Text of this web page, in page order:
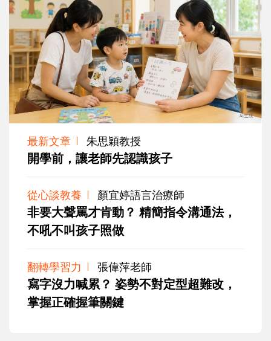
最新文章 朱思穎教授
開學前，讓老師先認識孩子
從心談教養 顏宜婷語言治療師
非要大聲罵才肯動？ 精簡指令溝通法，
不吼不叫孩子照做
翻轉學習力 張偉萍老師
寫字沒力喊累？ 姿勢不對定型超難改，
掌握正確握筆關鍵